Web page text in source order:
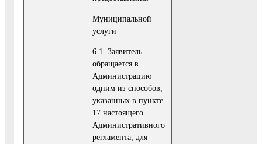
Муниципальной
услуги
6.1. Заявитель
обращается в
Администрацию
одним из способов,
указанных в пункте
17 настоящего
Административного
регламента, для